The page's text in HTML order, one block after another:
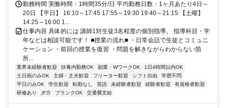
勤務時間 実働時間：1時間35分/日 平均勤務日数：1ヶ月あたり4日～
20日 【平日】 16:10～17:45 17:55～19:30 19:40～21:15 【土曜】
14:25～16:00 1...
仕事内容 具体的には 講師1対生徒3名程度の個別指導。 指導科目・学
年などは相談可能です！ ■授業の流れ■ ・日常会話で生徒とコミュニ
ケーション ・前回の授業を復習 ・問題を解きながらわからない箇
所...
業界未経験者歓迎 扶養内勤務OK 副業・WワークOK
1日4時間以内OK
土日祝のみOK
主婦・主夫歓迎 フリーター歓迎 シフト自由
学歴不問
平日のみOK
学生歓迎 転勤なし 英語 未経験者歓迎 経験者歓迎
有資格者歓迎
研修あり
夕方 ブランクOK 交通費支給